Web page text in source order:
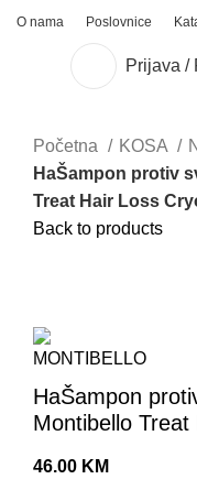
O nama Poslovnice
Prijava /
Početna KOSA
HaŠampon protiv
Treat Hair Loss
Back to products
HaŠampon
Montibello Treat
46.00 KM